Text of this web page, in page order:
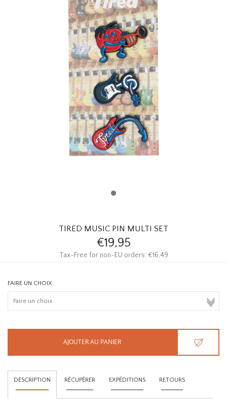
TIRED MUSIC PIN MULTI SET
€19,95
Tax-Free for non-EU orders: €16,49
FAIRE UN CHOIX:
AJOUTER AU PANIER
DESCRIPTION RÉCUPÉRER EXPÉDITIONS RETOURS